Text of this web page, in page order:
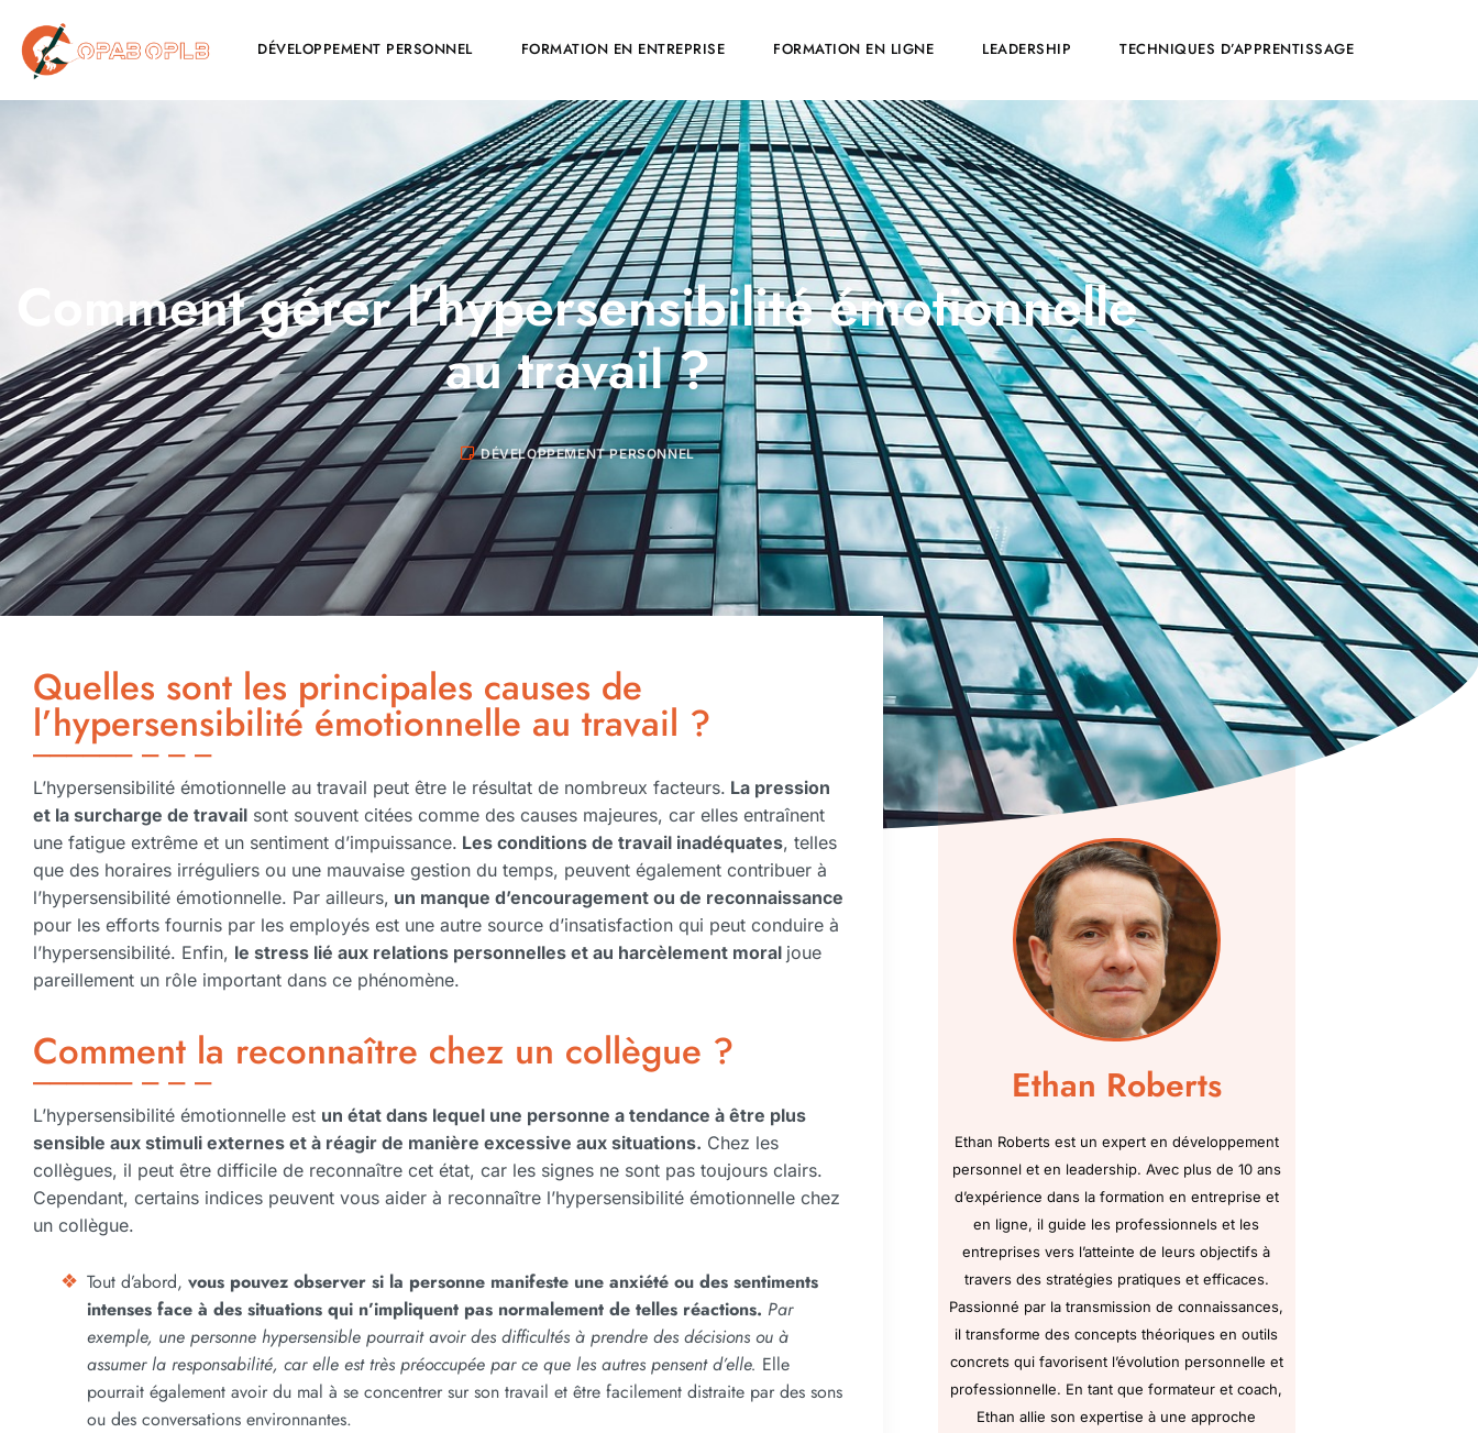
DÉVELOPPEMENT PERSONNEL FORMATION EN ENTREPRISE FORMATION EN LIGNE LEADERSHIP TECHNIQUES D’APPRENTISSAGE
Comment gérer l’hypersensibilité émotionnelle
au travail ?
DÉVELOPPEMENT PERSONNEL
Quelles sont les principales causes de
l’hypersensibilité émotionnelle au travail ?
L’hypersensibilité émotionnelle au travail peut être le résultat de nombreux facteurs. La pression
et la surcharge de travail sont souvent citées comme des causes majeures, car elles entraînent
une fatigue extrême et un sentiment d’impuissance. Les conditions de travail inadéquates, telles
que des horaires irréguliers ou une mauvaise gestion du temps, peuvent également contribuer à
l’hypersensibilité émotionnelle. Par ailleurs, un manque d’encouragement ou de reconnaissance
pour les efforts fournis par les employés est une autre source d’insatisfaction qui peut conduire à
l’hypersensibilité. Enfin, le stress lié aux relations personnelles et au harcèlement moral joue
pareillement un rôle important dans ce phénomène.
Comment la reconnaître chez un collègue ?
L’hypersensibilité émotionnelle est un état dans lequel une personne a tendance à être plus
sensible aux stimuli externes et à réagir de manière excessive aux situations. Chez les
collègues, il peut être difficile de reconnaître cet état, car les signes ne sont pas toujours clairs.
Cependant, certains indices peuvent vous aider à reconnaître l’hypersensibilité émotionnelle chez
un collègue.
Tout d’abord, vous pouvez observer si la personne manifeste une anxiété ou des sentiments
intenses face à des situations qui n’impliquent pas normalement de telles réactions. Par
exemple, une personne hypersensible pourrait avoir des difficultés à prendre des décisions ou à
assumer la responsabilité, car elle est très préoccupée par ce que les autres pensent d’elle. Elle
pourrait également avoir du mal à se concentrer sur son travail et être facilement distraite par des sons
ou des conversations environnantes.
Ethan Roberts
Ethan Roberts est un expert en développement
personnel et en leadership. Avec plus de 10 ans
d’expérience dans la formation en entreprise et
en ligne, il guide les professionnels et les
entreprises vers l’atteinte de leurs objectifs à
travers des stratégies pratiques et efficaces.
Passionné par la transmission de connaissances,
il transforme des concepts théoriques en outils
concrets qui favorisent l’évolution personnelle et
professionnelle. En tant que formateur et coach,
Ethan allie son expertise à une approche